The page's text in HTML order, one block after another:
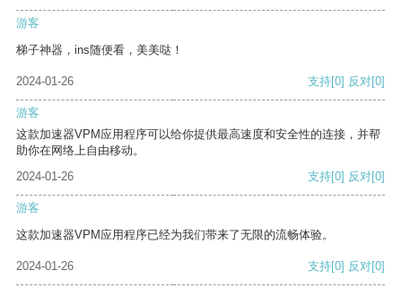
游客
梯子神器，ins随便看，美美哒！
2024-01-26 支持[0] 反对[0]
游客
这款加速器VPM应用程序可以给你提供最高速度和安全性的连接，并帮
助你在网络上自由移动。
2024-01-26
支持[0] 反对[0]
游客
这款加速器VPM应用程序已经为我们带来了无限的流畅体验。
2024-01-26 支持[0] 反对[0]